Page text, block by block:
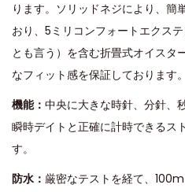
ります。ソリッドネジにより、簡
おり、5ミリコンフォートエクス
とも言う）を含む折畳式オイスタ
なフィット感を保証しております。
機能： 中央に大きな時針、分針、
瞬時デイトと正確に計時できるス
す。
防水： 厳密なテストを経て、